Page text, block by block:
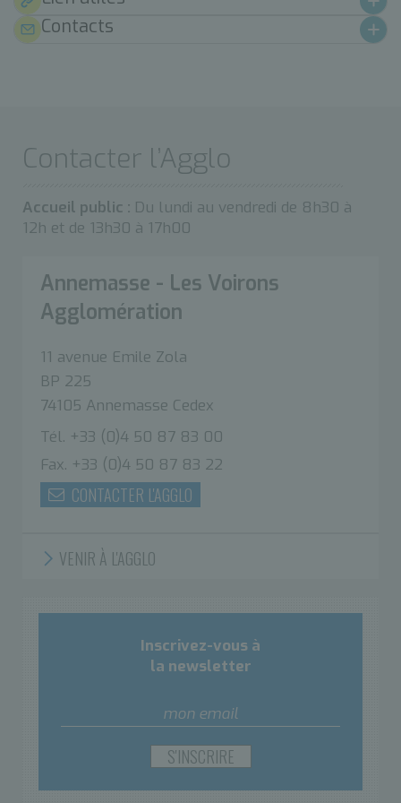
Contacts
Contacter l’Agglo
Accueil public : Du lundi au vendredi de 8h30 à
12h et de 13h30 à 17h00
Annemasse - Les Voirons
Agglomération
11 avenue Emile Zola
BP 225
74105 Annemasse Cedex
Tél. +33 (0)4 50 87 83 00
Fax. +33 (0)4 50 87 83 22
CONTACTER L'AGGLO
VENIR À L'AGGLO
Inscrivez-vous à
la newsletter